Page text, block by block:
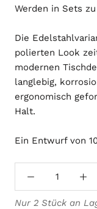
Werden in Sets
Die
polierten Look
modernen
langlebig,
ergonomisch
Halt.
Ein Entwurf von
Nur 2 Stück an